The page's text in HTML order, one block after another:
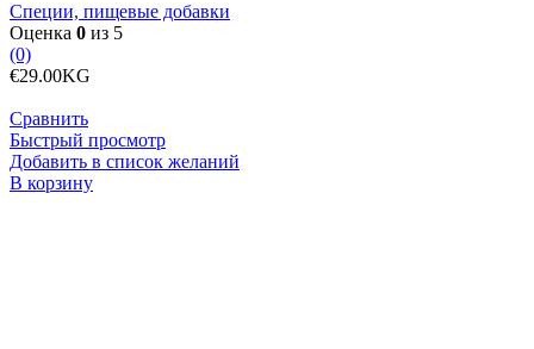
Специи, пищевые добавки
Оценка 0 из 5
(0)
€29.00KG
Сравнить
Быстрый просмотр
Добавить в список желаний
Количество
В корзину